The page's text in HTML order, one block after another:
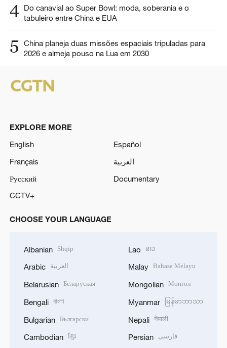
4 Do canavial ao Super Bowl: moda, soberania e o
tabuleiro entre China e EUA
5
China planeja duas missões espaciais tripuladas para
2026 e almeja pouso na Lua em 2030
EXPLORE MORE
English
Español
Français
العربية
Русский
Documentary
CCTV+
CHOOSE YOUR LANGUAGE
Albanian Shqip
Arabic العربية
Belarusian Беларуская
Bengali বাংলা
Bulgarian Български
Cambodian ខ្មែរ
Lao ລາວ
Malay Bahasa Melayu
Mongolian Монгол
Myanmar မြန်မာဘာသာ
Nepali नेपाली
Persian فارسی